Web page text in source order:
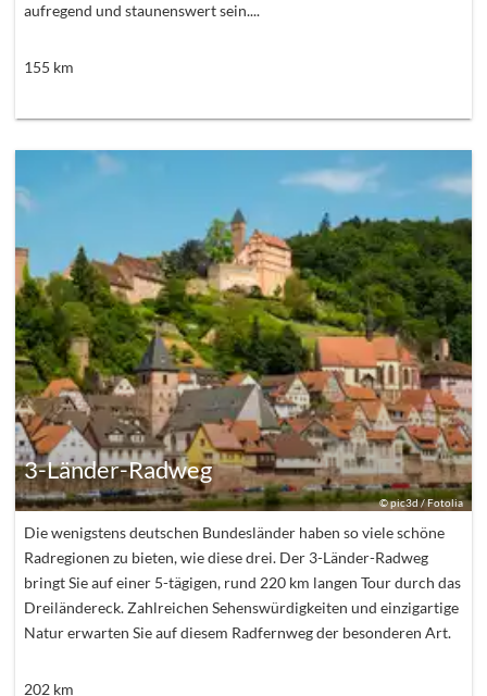
aufregend und staunenswert sein....
155 km
©pic3d / Fotolia
3-Länder-Radweg
Die wenigstens deutschen Bundesländer haben so viele schöne
Radregionen zu bieten, wie diese drei. Der 3-Länder-Radweg
bringt Sie auf einer 5-tägigen, rund 220 km langen Tour durch das
Dreiländereck. Zahlreichen Sehenswürdigkeiten und einzigartige
Natur erwarten Sie auf diesem Radfernweg der besonderen Art.
202km